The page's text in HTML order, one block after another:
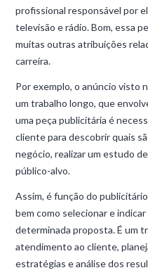
profissional responsável por
televisão e rádio. Bom, essa
muitas outras atribuições
carreira.
Por exemplo, o anúncio visto
um trabalho longo, que
uma peça publicitária é
cliente para descobrir quais
negócio, realizar um estudo
público-alvo.
Assim, é função do
bem como selecionar e
determinada proposta. É um
atendimento ao cliente,
estratégias e análise dos